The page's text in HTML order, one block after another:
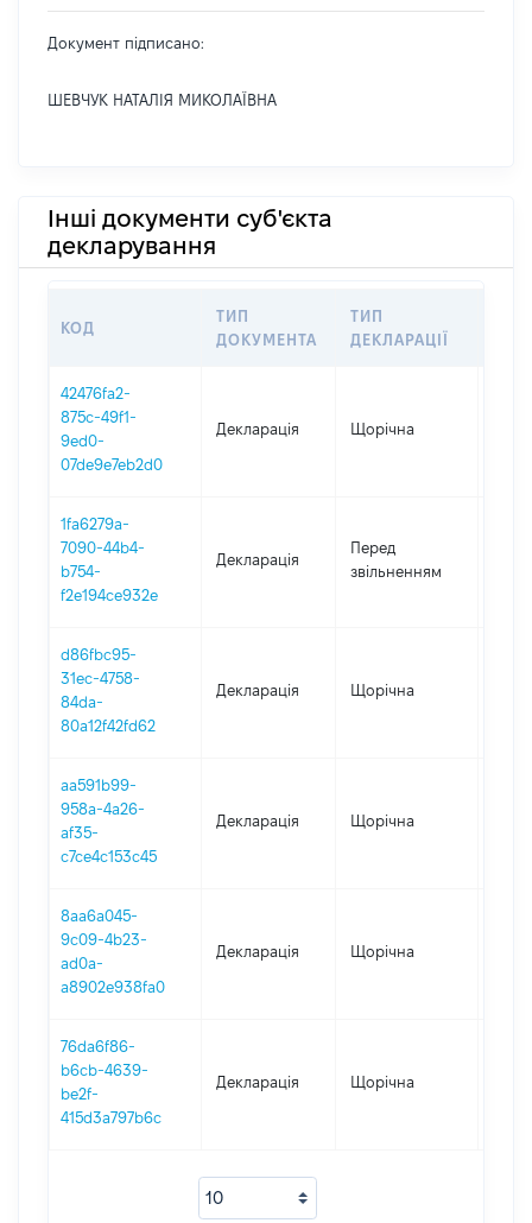
Документ підписано:
ШЕВЧУК НАТАЛІЯ МИКОЛАЇВНА
Інші документи суб'єкта
декларування
КОД
ТИП
ДОКУМЕНТА
ТИП
ДЕКЛАРАЦІЇ
42476fa2-
875c-49f1-
9ed0-
07de9e7eb2d0
Декларація Щорічна
1fa6279a-
7090-44b4-
b754-
f2e194ce932e
Декларація
Перед
звільненням
d86fbc95-
31ec-4758-
84da-
80a12f42fd62
Декларація Щорічна
aa591b99-
958a-4a26-
af35-
c7ce4c153c45
Декларація Щорічна
8aa6a045-
9c09-4b23-
ad0a-
a8902e938fa0
Декларація Щорічна
76da6f86-
b6cb-4639-
be2f-
415d3a797b6c
Декларація Щорічна